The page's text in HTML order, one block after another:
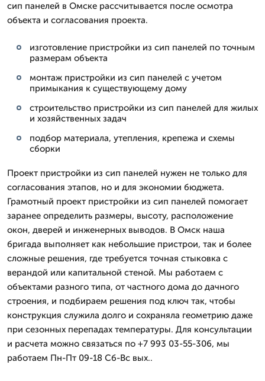
сип панелей в Омске рассчитывается после осмотра
объекта и согласования проекта.
изготовление пристройки из сип панелей по точным
размерам объекта
монтаж пристройки из сип панелей с учетом
примыкания к существующему дому
строительство пристройки из сип панелей для жилых
и хозяйственных задач
подбор материала, утепления, крепежа и схемы
сборки
Проект пристройки из сип панелей нужен не только для
согласования этапов, но и для экономии бюджета.
Грамотный проект пристройки из сип панелей помогает
заранее определить размеры, высоту, расположение
окон, дверей и инженерных выводов. В Омск наша
бригада выполняет как небольшие пристрои, так и более
сложные решения, где требуется точная стыковка с
верандой или капитальной стеной. Мы работаем с
объектами разного типа, от частного дома до дачного
строения, и подбираем решения под ключ так, чтобы
конструкция служила долго и сохраняла геометрию даже
при сезонных перепадах температуры. Для консультации
и расчета можно связаться по +7 993 03-55-306, мы
работаем Пн-Пт 09-18 Сб-Вс вых..